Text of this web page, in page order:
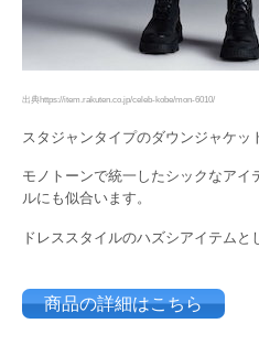
出典https://item.rakuten.co.jp/celeb-kobe/mon-6010/
スタジャンタイプのダウンジャケッ
モノトーンで統一したシックなアイ
ルにも似合います。
ドレススタイルのハズシアイテムと
商品の詳細はこちら